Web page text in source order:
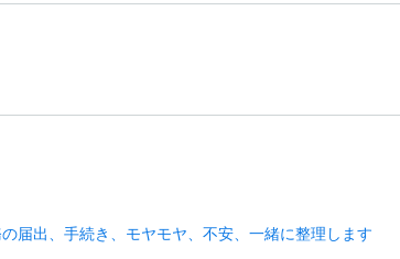
出、手続き、モヤモヤ、不安、一緒に整理します